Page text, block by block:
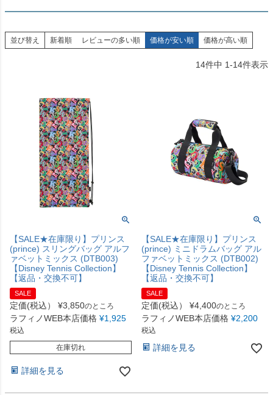
並び替え 新着順 レビューの多い順 価格が安い順 価格が高い順
14件中 1-14件表示
【SALE★在庫限り】プリンス
(prince) スリングバッグ アルフ
ァベットミックス (DTB003)
【Disney Tennis Collection】
【返品・交換不可】
SALE
定価(税込） ¥3,850のところ
ラフィノWEB本店価格 ¥1,925
税込
在庫切れ
詳細を見る
【SALE★在庫限り】プリンス
(prince) ミニドラムバッグ アル
ファベットミックス (DTB002)
【Disney Tennis Collection】
【返品・交換不可】
SALE
定価(税込） ¥4,400のところ
ラフィノWEB本店価格 ¥2,200
税込
詳細を見る